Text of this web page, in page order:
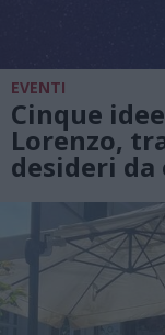
EVENTI
Cinque
Lorenzo,
desideri